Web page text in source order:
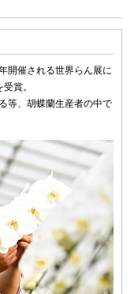
開催される世界らん展に
賞。
等、胡蝶蘭生産者の中で